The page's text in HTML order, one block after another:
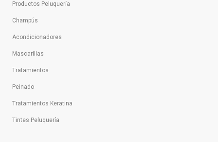
Productos Peluquería
Champús
Acondicionadores
Mascarillas
Tratamientos
Peinado
Tratamientos Keratina
Tintes Peluquería